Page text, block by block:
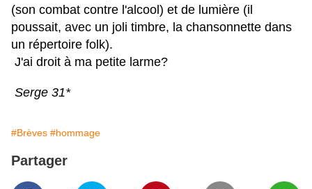
(son combat contre l'alcool) et de lumière (il
poussait, avec un joli timbre, la chansonnette dans
un répertoire folk).
J'ai droit à ma petite larme?
Serge 31*
#Brèves #hommage
Partager